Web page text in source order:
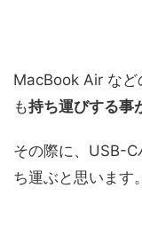
MacBook Air など
も持ち運びする事
その際に、USB-
ち運ぶと思います。